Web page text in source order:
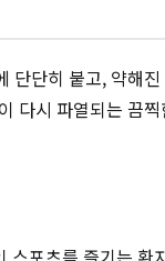
단단히 붙고, 약해
다시 파열되는 끔